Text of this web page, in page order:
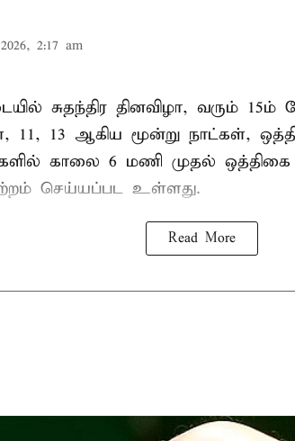
2:17 am
சுதந்திர தினவிழா, வரும்
11, 13 ஆகிய மூன்று நாட்கள்,
காலை 6 மணி முதல் ஒத்திகை
செய்யப்பட உள்ளது.
Read More